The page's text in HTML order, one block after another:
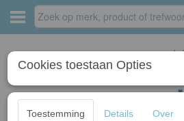
Cookies toestaan Opties
Toestemming Details Over